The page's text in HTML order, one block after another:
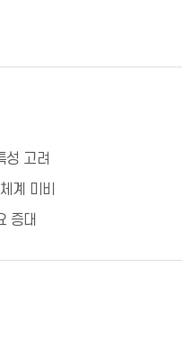
성 고려
계 미비
증대